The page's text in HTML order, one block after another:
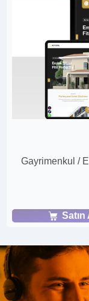
Gayrimenkul /
Satın